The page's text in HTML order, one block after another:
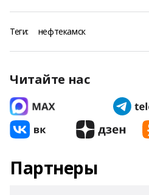
Теги: нефтекамск
Читайте нас
Партнеры